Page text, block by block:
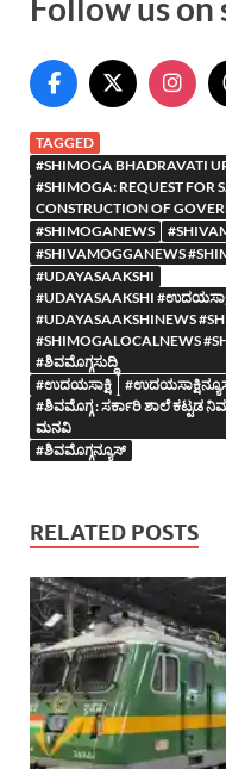
Follow us
TAGGED
#SHIMOGA BHADRAVATI
#SHIMOGA: REQUEST FOR
CONSTRUCTION OF
#SHIMOGANEWS
#SHIVAMOGGANEWS
#UDAYASAAKSHI
#UDAYASAAKSHI
#UDAYASAAKSHINEWS
#SHIMOGALOCALNEWS
#ಶಿವಮೊಗ್ಗಸುದ್ದಿ
#ಉದಯಸಾಕ್ಷಿ
#ಶಿವಮೊಗ್ಗ : ಸರ್ಕಾರಿ ಶಾಲೆ ಕಟ್ಟಡ
ಮನವಿ
#ಶಿವಮೊಗ್ಗನ್ಯೂಸ್
RELATED POSTS